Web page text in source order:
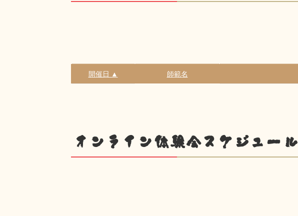
開催日 ▲ 師範名
オンライン体験会スケジュール